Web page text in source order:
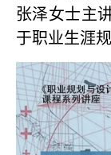
张泽女士主
于职业生涯